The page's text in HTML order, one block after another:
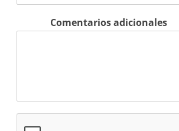
Comentarios adicionales